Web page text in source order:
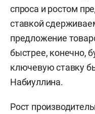
спроса и ростом
ставкой
предложение
быстрее, конечно,
ключевую ставку
Набиуллина.
Рост